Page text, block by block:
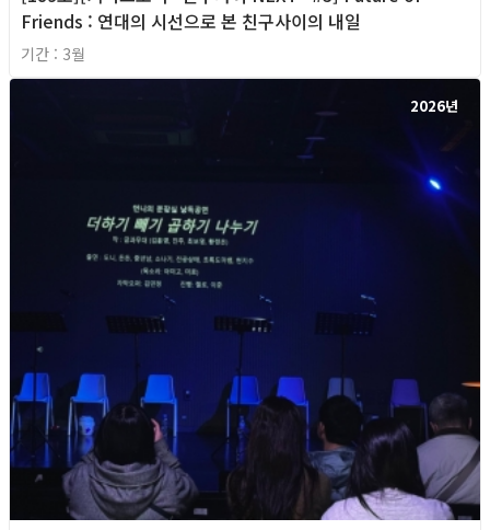
Friends : 연대의 시선으로 본 친구사이의 내일
기간 : 3월
2026년